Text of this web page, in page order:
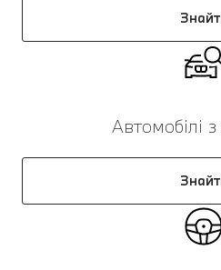
Автомобілі